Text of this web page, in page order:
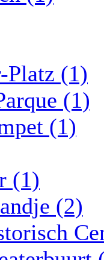
Platz (1)
(1)
(1)
(1)
(2)